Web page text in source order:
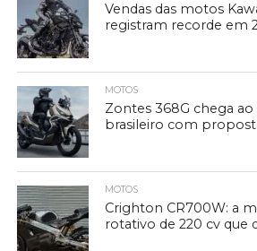
Vendas das motos
registram recorde em
MOTOS
Zontes 368G chega
brasileiro com
MOTOS
Crighton CR700W: a
rotativo de 220 cv que